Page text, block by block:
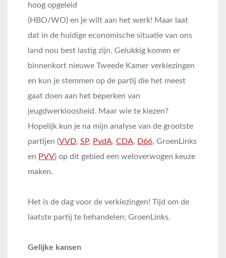
hoog opgeleid
(HBO/WO) en je wilt aan het werk! Maar laat
dat in de huidige economische situatie van ons
land nou best lastig zijn. Gelukkig komen er
binnenkort nieuwe Tweede Kamer verkiezingen
en kun je stemmen op de partij die het meest
gaat doen aan het beperken van
jeugdwerkloosheid. Maar wie te kiezen?
Hopelijk kun je na mijn analyse van de grootste
partijen (VVD, SP, PvdA, CDA, D66, GroenLinks
en PVV) op dit gebied een weloverwogen keuze
maken.
Het is de dag voor de verkiezingen! Tijd om de
laatste partij te behandelen; GroenLinks.
Gelijke kansen